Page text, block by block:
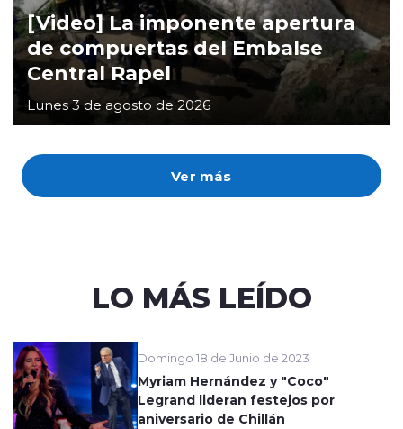
Ver más
[Video] La imponente apertura
de compuertas del Embalse
Central Rapel
Lunes 3 de agosto de 2026
LO MÁS LEÍDO
Domingo 18 de Junio de 2023
Myriam Hernández y "Coco"
Legrand lideran festejos por
aniversario de Chillán